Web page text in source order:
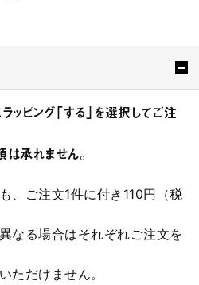
ッピング「する」を選択してご注
承れません。
、ご注文1件に付き110円（税
なる場合はそれぞれご注文を
ただけません。